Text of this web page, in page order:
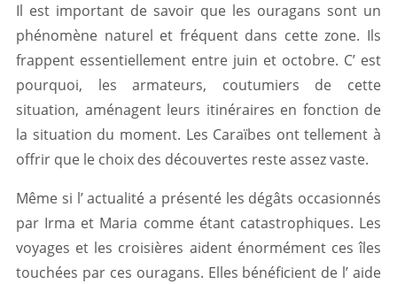
Il est important de savoir que les ouragans sont un
phénomène naturel et fréquent dans cette zone. Ils
frappent essentiellement entre juin et octobre. C’ est
pourquoi, les armateurs, coutumiers de cette
situation, aménagent leurs itinéraires en fonction de
la situation du moment. Les Caraïbes ont tellement à
offrir que le choix des découvertes reste assez vaste.
Même si l’ actualité a présenté les dégâts occasionnés
par Irma et Maria comme étant catastrophiques. Les
voyages et les croisières aident énormément ces îles
touchées par ces ouragans. Elles bénéficient de l’ aide